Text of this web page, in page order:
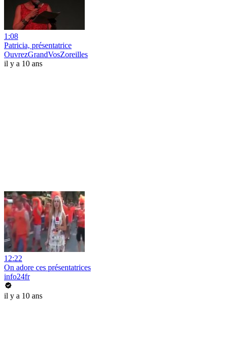
1:08
Patricia, présentatrice
OuvrezGrandVosZoreilles
il y a 10 ans
12:22
On adore ces présentatrices
info24fr
il y a 10 ans